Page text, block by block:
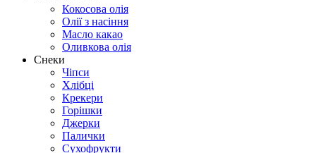
Кокосова олія
Олії з насіння
Масло какао
Оливкова олія
Снеки
Чіпси
Хлібці
Крекери
Горішки
Джерки
Палички
Сухофрукти